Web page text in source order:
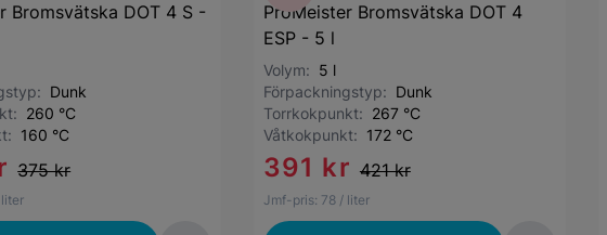
Bromsvätska DOT 4 S -
Dunk
260 °C
160 °C
375 kr
ProMeister Bromsvätska DOT 4
ESP - 5 l
Volym: 5 l
Förpackningstyp: Dunk
Torrkokpunkt: 267 °C
Våtkokpunkt: 172 °C
391 kr 421 kr
Jmf-pris: 78 / liter